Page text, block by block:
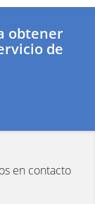
obtener
de
en contacto